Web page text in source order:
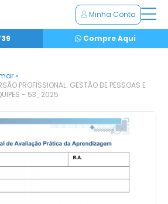
Minha Conta
Compre Aqui
»
PROFISSIONAL: GESTÃO DE PESSOAS E
- 53_2025